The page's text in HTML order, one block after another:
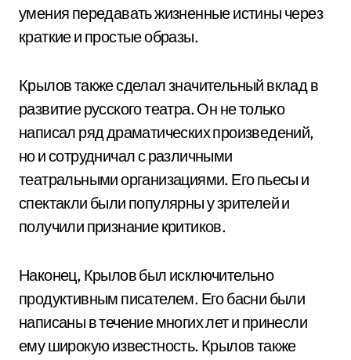
умения передавать жизненные истины через
краткие и простые образы.
Крылов также сделал значительный вклад в
развитие русского театра. Он не только
написал ряд драматических произведений,
но и сотрудничал с различными
театральными организациями. Его пьесы и
спектакли были популярны у зрителей и
получили признание критиков.
Наконец, Крылов был исключительно
продуктивным писателем. Его басни были
написаны в течение многих лет и принесли
ему широкую известность. Крылов также